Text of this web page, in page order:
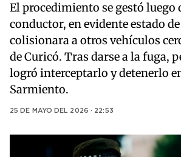
El procedimiento se gestó luego
conductor, en evidente estado
colisionara a otros vehículos
de Curicó. Tras darse a la fuga,
logró interceptarlo y detenerlo
Sarmiento.
25 DE MAYO DEL 2026 · 22:53